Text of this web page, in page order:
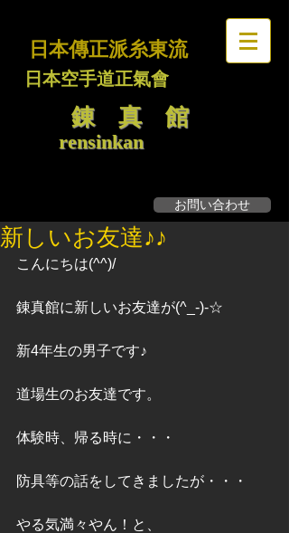
日本傳正派糸東流
日本空手道正氣會
錬 真 館
rensinkan
お問い合わせ
新しいお友達♪♪
こんにちは(^^)/
錬真館に新しいお友達が(^_-)-☆
新4年生の男子です♪
道場生のお友達です。
体験時、帰る時に・・・
防具等の話をしてきましたが・・・
やる気満々やん！と、